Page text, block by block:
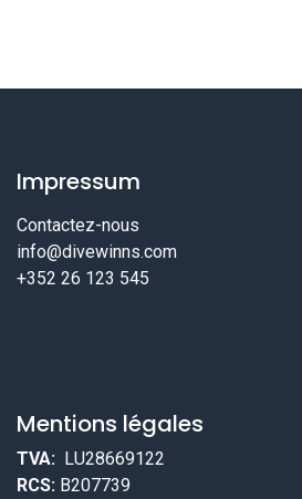
Impressum
Contactez-nous
info@divewinns.com
+352 26 123 545
Mentions légales
TVA: LU28669122
RCS: B207739